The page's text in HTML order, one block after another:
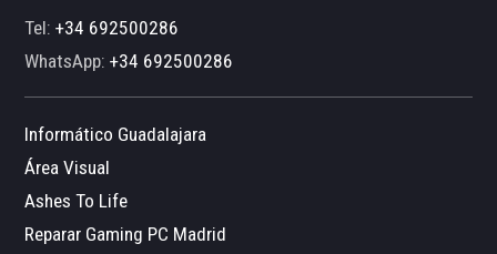
Tel:+34 692500286
WhatsApp:+34 692500286
Informático Guadalajara
Área Visual
Ashes To Life
Reparar Gaming PC Madrid